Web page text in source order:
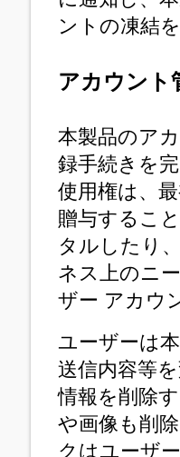
ントの凍結
アカウント
本製品のア
録手続きを
使用権は、
贈与するこ
タルしたり
ネス上のニ
ザー アカウ
ユーザーは
送信内容等
情報を削除
や画像も削
クはユーザ